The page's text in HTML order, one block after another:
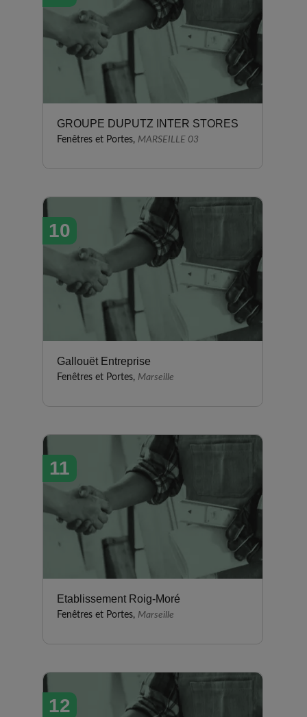
GROUPE DUPUTZ INTER STORES
Fenêtres et Portes, MARSEILLE 03
10
Gallouët Entreprise
Fenêtres et Portes, Marseille
11
Etablissement Roig-Moré
Fenêtres et Portes, Marseille
12